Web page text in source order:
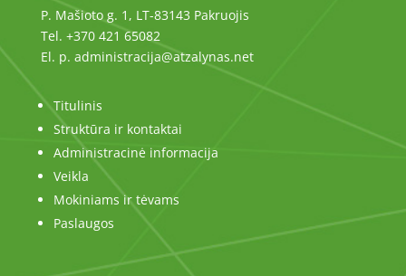
P. Mašioto g. 1, LT-83143 Pakruojis
Tel. +370 421 65082
El. p. administracija@atzalynas.net
Titulinis
Struktūra ir kontaktai
Administracinė informacija
Veikla
Mokiniams ir tėvams
Paslaugos